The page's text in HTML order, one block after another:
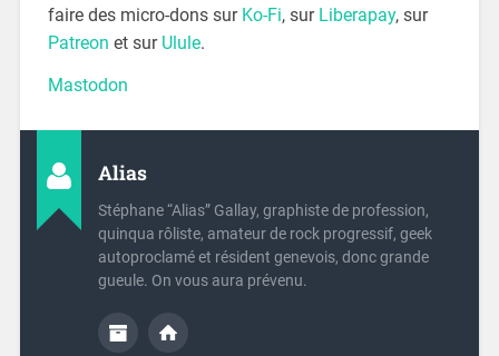
faire des micro-dons sur Ko-Fi, sur Liberapay, sur
Patreon et sur Ulule.
Mastodon
Alias
Stéphane “Alias” Gallay, graphiste de profession,
quinqua rôliste, amateur de rock progressif, geek
autoproclamé et résident genevois, donc grande
gueule. On vous aura prévenu.